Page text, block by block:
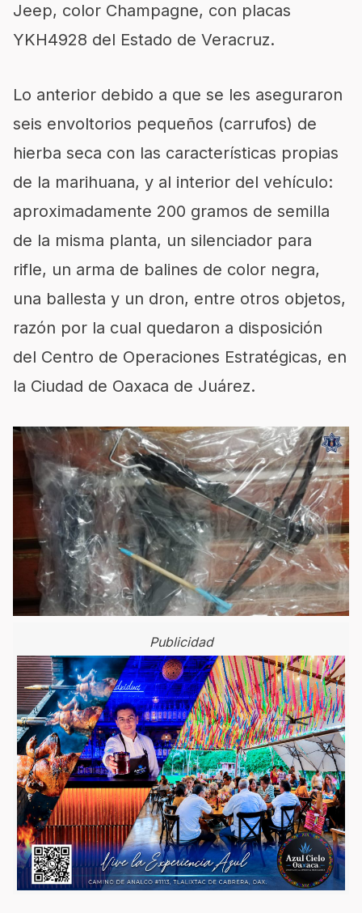
Jeep, color Champagne, con placas
YKH4928 del Estado de Veracruz.
Lo anterior debido a que se les aseguraron
seis envoltorios pequeños (carrufos) de
hierba seca con las características propias
de la marihuana, y al interior del vehículo:
aproximadamente 200 gramos de semilla
de la misma planta, un silenciador para
rifle, un arma de balines de color negra,
una ballesta y un dron, entre otros objetos,
razón por la cual quedaron a disposición
del Centro de Operaciones Estratégicas, en
la Ciudad de Oaxaca de Juárez.
Publicidad